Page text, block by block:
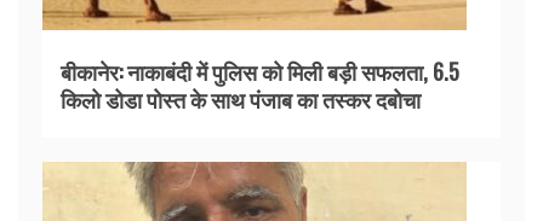
बीकानेर: नाकाबंदी में पुलिस को मिली बड़ी सफलता, 6.5
किलो डोडा पोस्त के साथ पंजाब का तस्कर दबोचा